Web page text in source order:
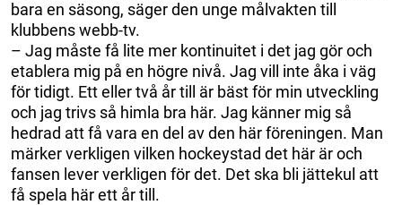
bara en säsong, säger den unge målvakten till
klubbens webb-tv.
– Jag måste få lite mer kontinuitet i det jag gör och
etablera mig på en högre nivå. Jag vill inte åka i väg
för tidigt. Ett eller två år till är bäst för min utveckling
och jag trivs så himla bra här. Jag känner mig så
hedrad att få vara en del av den här föreningen. Man
märker verkligen vilken hockeystad det här är och
fansen lever verkligen för det. Det ska bli jättekul att
få spela här ett år till.